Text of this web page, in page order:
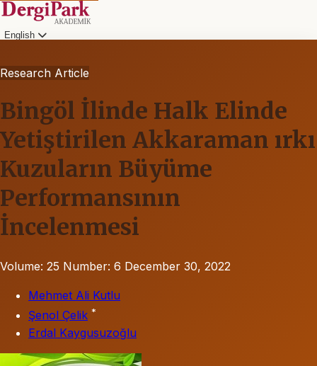
English
Research Article
Bingöl İlinde Halk Elinde
Yetiştirilen Akkaraman ırkı
Kuzuların Büyüme
Performansının
İncelenmesi
Volume: 25 Number: 6 December 30, 2022
Mehmet Ali Kutlu
Şenol Çelik *
Erdal Kaygusuzoğlu